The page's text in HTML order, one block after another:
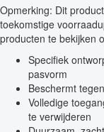
Opmerking: Dit
toekomstige
producten te bekijken
Specifiek
pasvorm
Beschermt
Volledige
te verwijderen